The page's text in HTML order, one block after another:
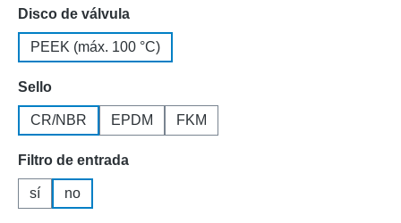
Seleccione
Disco de válvula
PEEK (máx. 100 °C)
Seleccione
Sello
CR/NBR EPDM FKM
Seleccione
Filtro de entrada
sí no